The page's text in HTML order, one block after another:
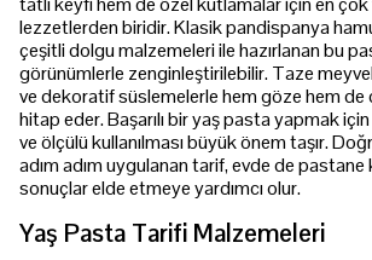
lezzetlerden biridir. Klasik pandispanya
çeşitli dolgu malzemeleri ile hazırlanan bu
görünümlerle zenginleştirilebilir. Taze
ve dekoratif süslemelerle hem göze hem de
hitap eder. Başarılı bir yaş pasta yapmak
ve ölçülü kullanılması büyük önem taşır.
adım adım uygulanan tarif, evde de
sonuçlar elde etmeye yardımcı olur.
Yaş Pasta Tarifi Malzemeleri